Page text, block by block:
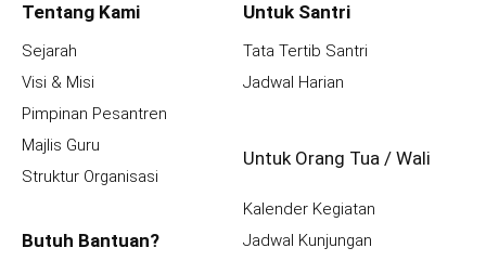
Tentang Kami
Sejarah
Visi & Misi
Pimpinan Pesantren
Majlis Guru
Struktur Organisasi
Butuh Bantuan?
Untuk Santri
Tata Tertib Santri
Jadwal Harian
Untuk Orang Tua / Wali
Kalender Kegiatan
Jadwal Kunjungan